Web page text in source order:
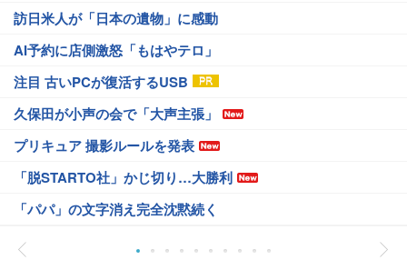
訪日米人が「日本の遺物」に感動
AI予約に店側激怒「もはやテロ」
注目 古いPCが復活するUSB
久保田が小声の会で「大声主張」
プリキュア 撮影ルールを発表
「脱STARTO社」かじ切り…大勝利
「パパ」の文字消え完全沈黙続く